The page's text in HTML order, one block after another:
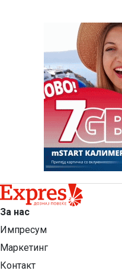
За нас
Импресум
Маркетинг
Контакт